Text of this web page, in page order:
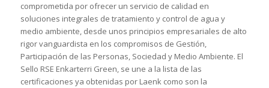
comprometida por ofrecer un servicio de calidad en
soluciones integrales de tratamiento y control de agua y
medio ambiente, desde unos principios empresariales de alto
rigor vanguardista en los compromisos de Gestión,
Participación de las Personas, Sociedad y Medio Ambiente. El
Sello RSE Enkarterri Green, se une a la lista de las
certificaciones ya obtenidas por Laenk como son la